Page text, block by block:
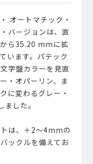
オートマチック・
バージョンは、直
ら35.20 mmに拡
います。パテック
字盤カラーを見直
・オパーリン、ま
に変わるグレー・
した。
は、＋2～4mmの
ックルを備えてお